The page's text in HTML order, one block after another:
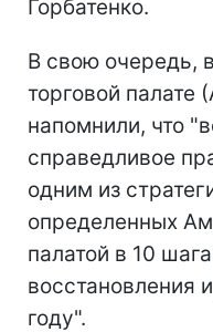
Горбатенко.
В свою очередь,
торговой палате
напомнили, что
справедливое
одним из
определенных
палатой в 10
восстановления
году".